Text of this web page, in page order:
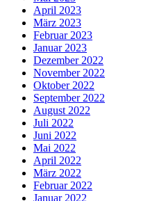
April 2023
März 2023
Februar 2023
Januar 2023
Dezember 2022
November 2022
Oktober 2022
September 2022
August 2022
Juli 2022
Juni 2022
Mai 2022
April 2022
März 2022
Februar 2022
Januar 2022